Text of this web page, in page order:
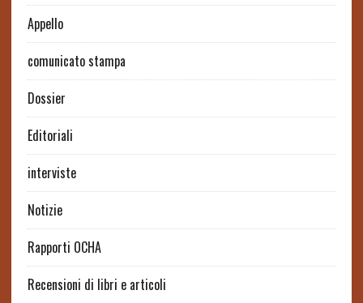
Appello
comunicato stampa
Dossier
Editoriali
interviste
Notizie
Rapporti OCHA
Recensioni di libri e articoli